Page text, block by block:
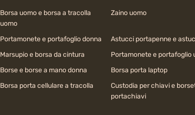
Borsa uomo e borsa a tracolla
uomo
Zaino uomo
Portamonete e portafoglio donna Astucci portapenne e
Marsupio e borsa da cintura
Portamonete e portafoglio
Borse e borse a mano donna
Borsa porta laptop
Borsa porta cellulare a tracolla
Custodia per chiavi e
portachiavi